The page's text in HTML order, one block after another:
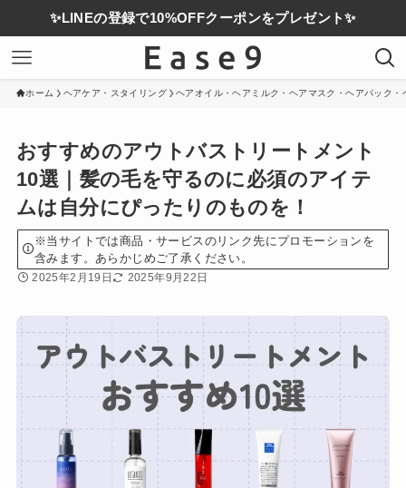
✨LINEの登録で10%OFFクーポンをプレゼント✨
ホーム ヘアケア・スタイリング ヘアオイル・ヘアミルク・ヘアマスク・ヘアパック・
おすすめのアウトバストリートメント
10選｜髪の毛を守るのに必須のアイテ
ムは自分にぴったりのものを！
※当サイトでは商品・サービスのリンク先にプロモーションを
含みます。あらかじめご了承ください。
2025年2月19日 2025年9月22日